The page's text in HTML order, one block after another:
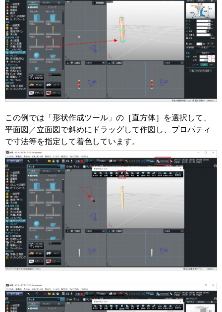
この例では「形状作成ツール」の［直方体］を選択して、
平面図／立面図で斜めにドラッグして作図し、プロパティ
で寸法等を指定して着色しています。